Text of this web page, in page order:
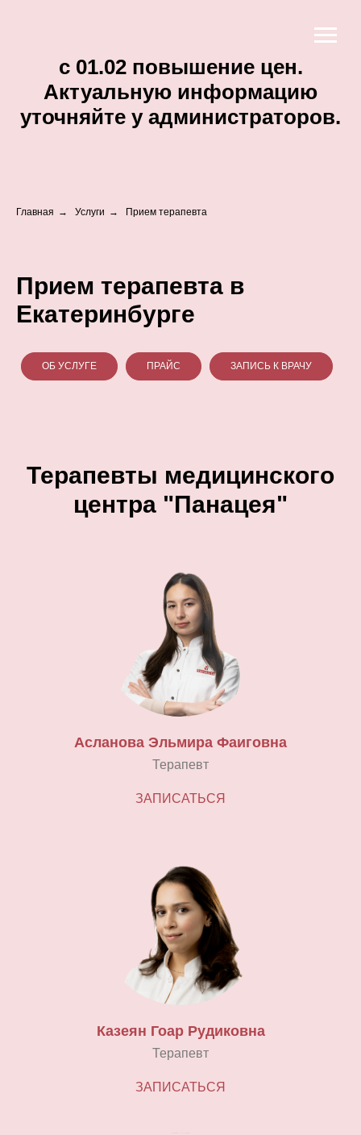
c 01.02 повышение цен.
Актуальную информацию
уточняйте у администраторов.
Главная → Услуги → Прием терапевта
Прием терапевта в
Екатеринбурге
ОБ УСЛУГЕ ПРАЙС ЗАПИСЬ К ВРАЧУ
Терапевты медицинского
центра "Панацея"
Асланова Эльмира Фаиговна
Терапевт
ЗАПИСАТЬСЯ
Казеян Гоар Рудиковна
Терапевт
ЗАПИСАТЬСЯ